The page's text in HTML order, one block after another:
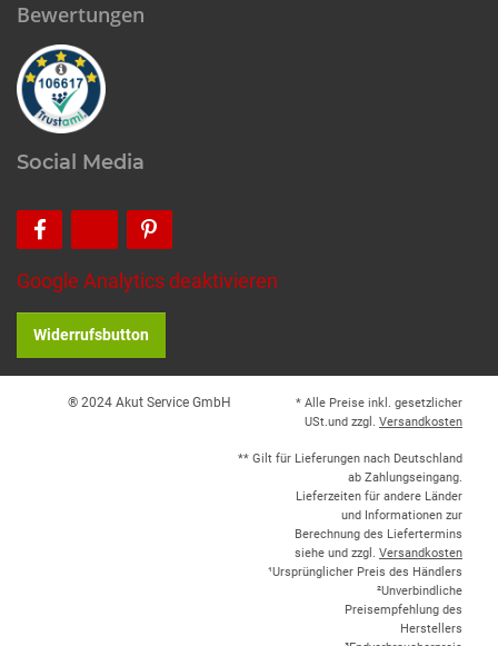
Bewertungen
Social Media
Google Analytics deaktivieren
Widerrufsbutton
® 2024 Akut Service GmbH
* Alle Preise inkl. gesetzlicher
USt.und zzgl. Versandkosten
** Gilt für Lieferungen nach Deutschland
ab Zahlungseingang.
Lieferzeiten für andere Länder
und Informationen zur
Berechnung des Liefertermins
siehe und zzgl. Versandkosten
¹Ursprünglicher Preis des Händlers
²Unverbindliche
Preisempfehlung des
Herstellers